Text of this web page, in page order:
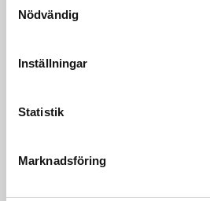
Nödvändig
Inställningar
Statistik
Marknadsföring
Bredd
Höjd
Vikt
Vikt 1100 kg (Inkl standard